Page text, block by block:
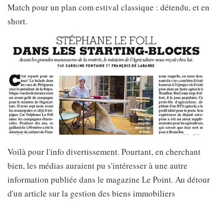
Match pour un plan com estival classique : détendu, et en
short.
Voilà pour l'info divertissement. Pourtant, en cherchant
bien, les médias auraient pu s'intéresser à une autre
information publiée dans le magazine Le Point. Au détour
d'un article sur la gestion des biens immobiliers